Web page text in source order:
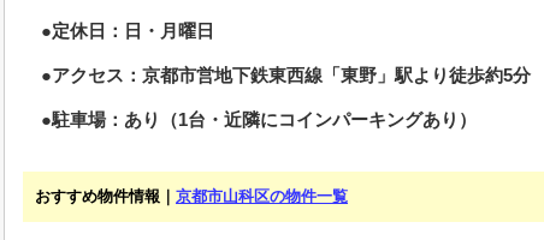
●定休日：日・月曜日
●アクセス：京都市営地下鉄東西線「東野」駅より徒歩約5分
●駐車場：あり（1台・近隣にコインパーキングあり）
おすすめ物件情報｜ 京都市山科区の物件一覧